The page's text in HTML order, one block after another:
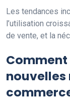
Les tendances
l’utilisation
de vente, et la